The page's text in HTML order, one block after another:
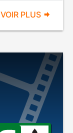
VOIR PLUS